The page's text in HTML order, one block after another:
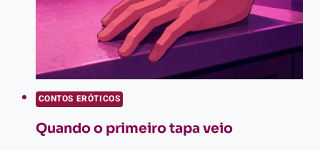
CONTOS ERÓTICOS
Quando o primeiro tapa veio